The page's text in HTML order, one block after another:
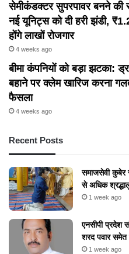
सेमीकंडक्टर सुपरपावर बनने की
नई यूनिट्स को दी हरी झंडी,
होंगे लाखों रोजगार
4 weeks ago
बीमा कंपनियों को बड़ा झटका:
बहाने पर क्लेम खारिज करना
फैसला
4 weeks ago
Recent Posts
समाजसेवी कुबेर
से अधिक
1 week ago
एनसीपी प्रदेश
शरद पवार समेत
1 week ago